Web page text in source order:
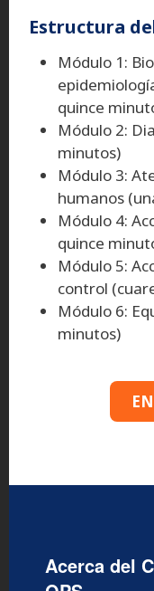
Estructura
Módulo 1:
quince
Módulo 2:
minutos)
Módulo 3:
humanos
Módulo 4:
quince
Módulo 5:
control
Módulo 6:
minutos)
Acerca del